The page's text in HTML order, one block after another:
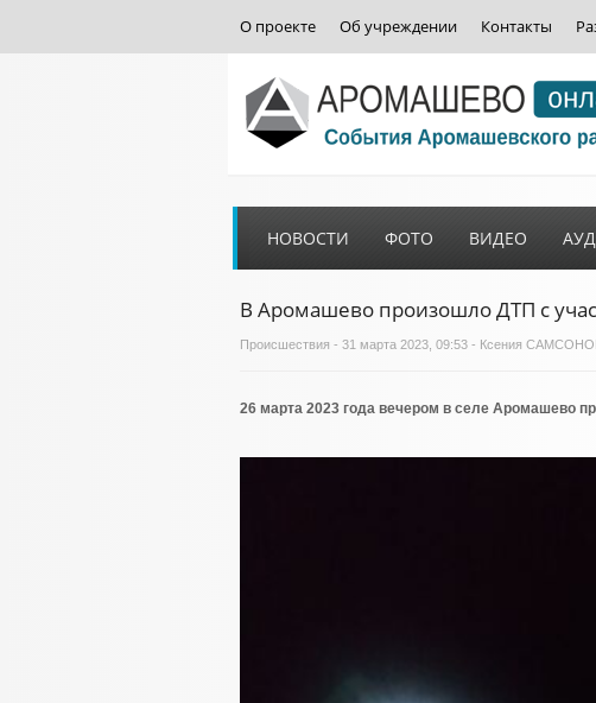
О проекте Об учреждении Контакты
НОВОСТИ ФОТО ВИДЕО
В Аромашево произошло ДТП с
Происшествия - 31 марта 2023, 09:53 - Ксения
26 марта 2023 года вечером в селе Аромашево